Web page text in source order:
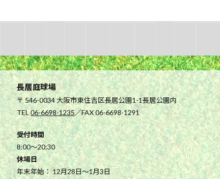
長居庭球場
〒 546-0034 大阪市東住吉区長居公園1-1長居公園内
TEL06-6698-1235／FAX 06-6698-1291
受付時間
8:00～20:30
休場日
年末年始： 12月28日～1月3日